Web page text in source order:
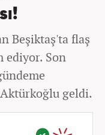
Beşiktaş'ta flaş
ediyor. Son
Aktürkoğlu geldi.